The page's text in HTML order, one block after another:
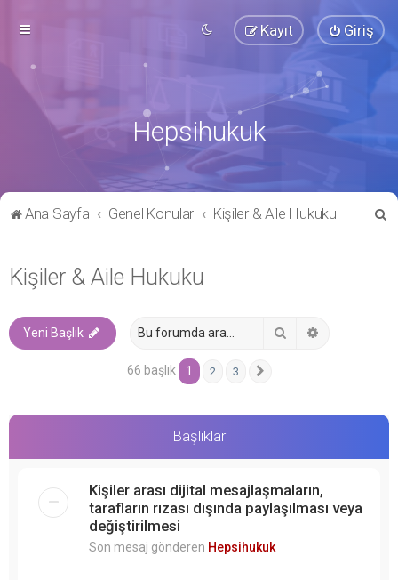
Giriş
Kayıt
Hepsihukuk
Ana Sayfa Genel Konular Kişiler & Aile Hukuku
Kişiler & Aile Hukuku
Yeni Başlık
66 başlık 1 2 3
Başlıklar
Kişiler arası dijital mesajlaşmaların,
tarafların rızası dışında paylaşılması veya
değiştirilmesi
Son mesaj gönderen Hepsihukuk